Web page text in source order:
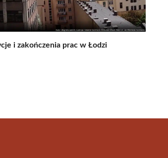
i zakończenia prac w Łodzi